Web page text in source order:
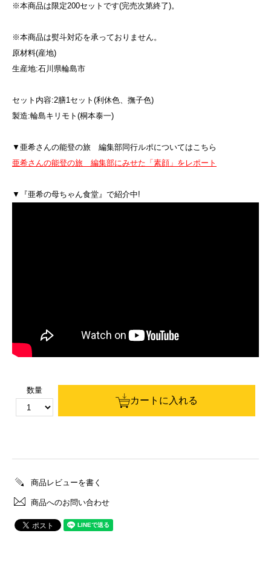
※本商品は限定200セットです(完売次第終了)。
※本商品は熨斗対応を承っておりません。
原材料(産地)
生産地:石川県輪島市
セット内容:2膳1セット(利休色、撫子色)
製造:輪島キリモト(桐本泰一)
▼亜希さんの能登の旅 編集部同行ルポについてはこちら
亜希さんの能登の旅 編集部にみせた「素顔」をレポート
▼『亜希の母ちゃん食堂』で紹介中!
数量
カートに入れる
商品レビューを書く
商品へのお問い合わせ